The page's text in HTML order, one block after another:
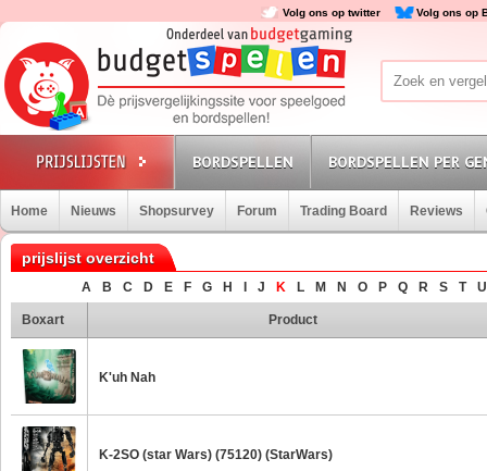
Volg ons op twitter Volg ons op
BORDSPELLEN BORDSPELLEN PER
Home Nieuws Shopsurvey Forum Trading Board Reviews
prijslijst overzicht
A B C D E F G H J K L M N O P Q R S T U
Boxart Product
K'uh Nah
K-2SO (star Wars) (75120) (StarWars)